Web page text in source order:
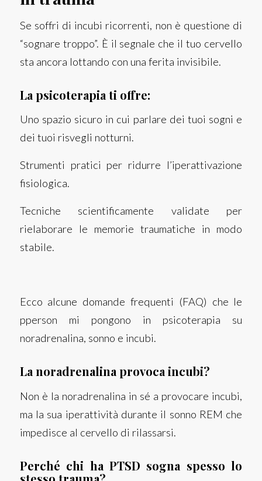
Se soffri di incubi ricorrenti, non è questione di
“sognare troppo”. È il segnale che il tuo cervello
sta ancora lottando con una ferita invisibile.
La psicoterapia ti offre:
Uno spazio sicuro in cui parlare dei tuoi sogni e
dei tuoi risvegli notturni.
Strumenti pratici per ridurre l’iperattivazione
fisiologica.
Tecniche scientificamente validate per
rielaborare le memorie traumatiche in modo
stabile.
Ecco alcune domande frequenti (FAQ) che le
pperson mi pongono in psicoterapia su
noradrenalina, sonno e incubi.
La noradrenalina provoca incubi?
Non è la noradrenalina in sé a provocare incubi,
ma la sua iperattività durante il sonno REM che
impedisce al cervello di rilassarsi.
Perché chi ha PTSD sogna spesso lo